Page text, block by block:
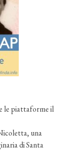
le piattaforme il
una
di Santa